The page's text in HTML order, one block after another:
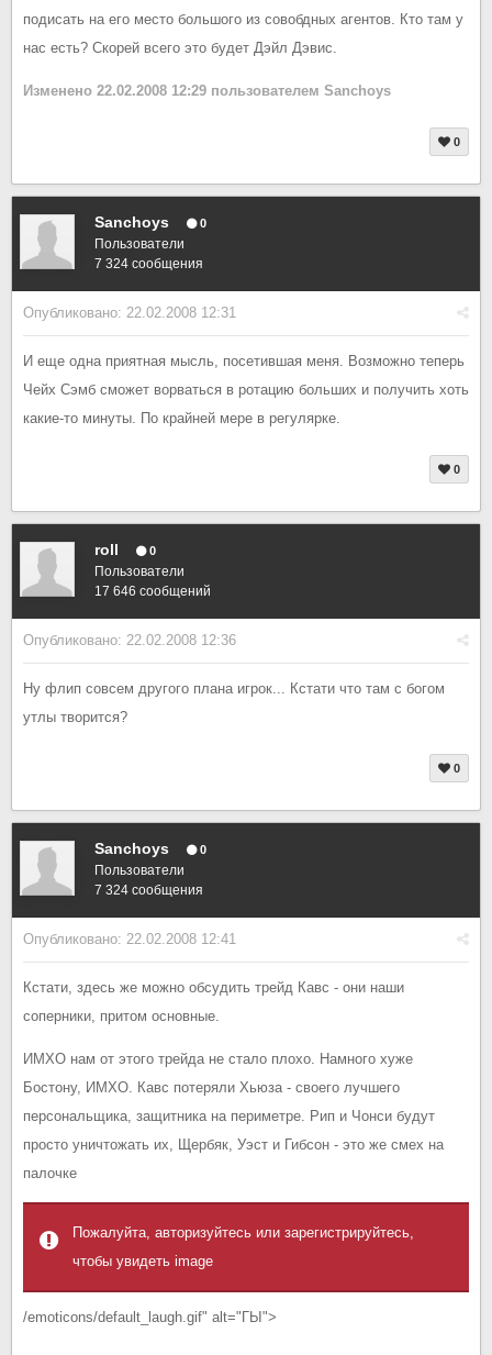
подисать на его место большого из совобдных агентов. Кто там у
нас есть? Скорей всего это будет Дэйл Дэвис.
Изменено 22.02.2008 12:29 пользователем Sanchoys
0
Sanchoys 0
Пользователи
7 324 сообщения
Опубликовано: 22.02.2008 12:31
И еще одна приятная мысль, посетившая меня. Возможно теперь
Чейх Сэмб сможет ворваться в ротацию больших и получить хоть
какие-то минуты. По крайней мере в регулярке.
0
roll 0
Пользователи
17 646 сообщений
Опубликовано: 22.02.2008 12:36
Ну флип совсем другого плана игрок... Кстати что там с богом
утлы творится?
0
Sanchoys 0
Пользователи
7 324 сообщения
Опубликовано: 22.02.2008 12:41
Кстати, здесь же можно обсудить трейд Кавс - они наши
соперники, притом основные.
ИМХО нам от этого трейда не стало плохо. Намного хуже
Бостону, ИМХО. Кавс потеряли Хьюза - своего лучшего
персональщика, защитника на периметре. Рип и Чонси будут
просто уничтожать их, Щербяк, Уэст и Гибсон - это же смех на
палочке
Пожалуйта, авторизуйтесь или зарегистрируйтесь,
чтобы увидеть image
/emoticons/default_laugh.gif" alt="ГЫ">